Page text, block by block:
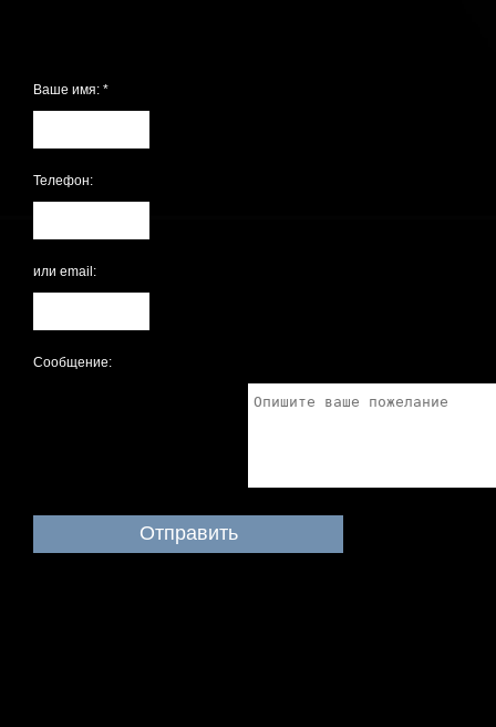
Ваше имя: *
Телефон:
или email:
Сообщение: